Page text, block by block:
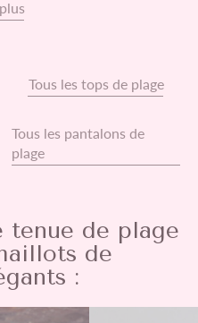
Tous les tops de plage
Tous les pantalons de
plage
tenue de plage
de
: